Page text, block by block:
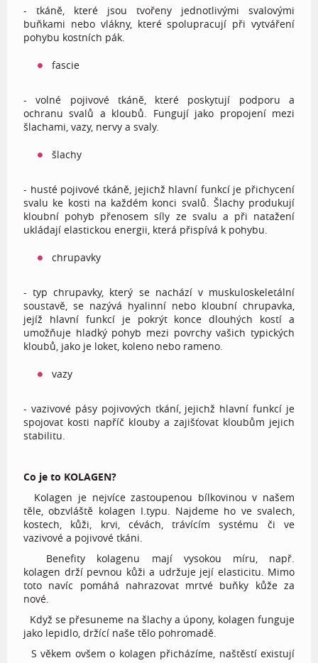
- tkáně, které jsou tvořeny jednotlivými svalovými
buňkami nebo vlákny, které spolupracují při vytváření
pohybu kostních pák.
fascie
- volné pojivové tkáně, které poskytují podporu a
ochranu svalů a kloubů. Fungují jako propojení mezi
šlachami, vazy, nervy a svaly.
šlachy
- husté pojivové tkáně, jejichž hlavní funkcí je přichycení
svalu ke kosti na každém konci svalů. Šlachy produkují
kloubní pohyb přenosem síly ze svalu a při natažení
ukládají elastickou energii, která přispívá k pohybu.
chrupavky
- typ chrupavky, který se nachází v muskuloskeletální
soustavě, se nazývá hyalinní nebo kloubní chrupavka,
jejíž hlavní funkcí je pokrýt konce dlouhých kostí a
umožňuje hladký pohyb mezi povrchy vašich typických
kloubů, jako je loket, koleno nebo rameno.
vazy
- vazivové pásy pojivových tkání, jejichž hlavní funkcí je
spojovat kosti napříč klouby a zajišťovat kloubům jejich
stabilitu.
Co je to KOLAGEN?
Kolagen je nejvíce zastoupenou bílkovinou v našem
těle, obzvláště kolagen I.typu. Najdeme ho ve svalech,
kostech, kůži, krvi, cévách, trávícím systému či ve
vazivové a pojivové tkáni.
Benefity kolagenu mají vysokou míru, např.
kolagen drží pevnou kůži a udržuje její elasticitu. Mimo
toto navíc pomáhá nahrazovat mrtvé buňky kůže za
nové.
Když se přesuneme na šlachy a úpony, kolagen funguje
jako lepidlo, držící naše tělo pohromadě.
S věkem ovšem o kolagen přicházíme, naštěstí existují